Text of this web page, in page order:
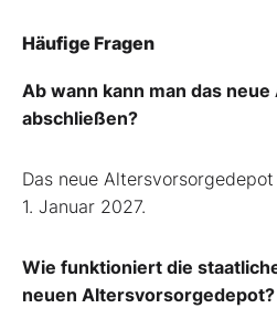
Häufige Fragen
Ab wann kann man das
abschließen?
Das neue
1. Januar 2027.
Wie funktioniert die
neuen Altersvorsorgedepot?